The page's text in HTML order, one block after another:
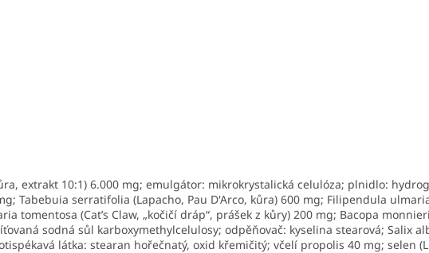
extrakt 10:1) 6.000 mg; emulgátor: mikrokrystalická celulóza; plnidlo:
Tabebuia serratifolia (Lapacho, Pau D'Arco, kůra) 600 mg; Filipendula
tomentosa (Cat’s Claw, „kočičí dráp“, prášek z kůry) 200 mg; Bacopa
sodná sůl karboxymethylcelulosy; odpěňovač: kyselina stearová; Salix
látka: stearan hořečnatý, oxid křemičitý; včelí propolis 40 mg; selen